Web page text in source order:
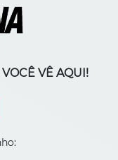
VÊ AQUI!